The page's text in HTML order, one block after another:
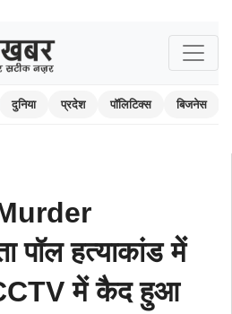
दुनिया प्रदेश पॉलिटिक्स बिजनेस
पॉल हत्याकांड में
में कैद हुआ